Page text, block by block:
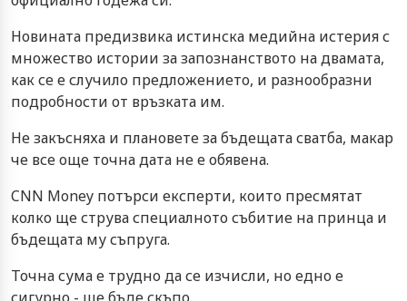
Новината предизвика истинска медийна истерия с
множество истории за запознанството на двамата,
как се е случило предложението, и разнообразни
подробности от връзката им.
Не закъсняха и плановете за бъдещата сватба, макар
че все още точна дата не е обявена.
CNN Money потърси експерти, които пресмятат
колко ще струва специалното събитие на принца и
бъдещата му съпруга.
Точна сума е трудно да се изчисли, но едно е